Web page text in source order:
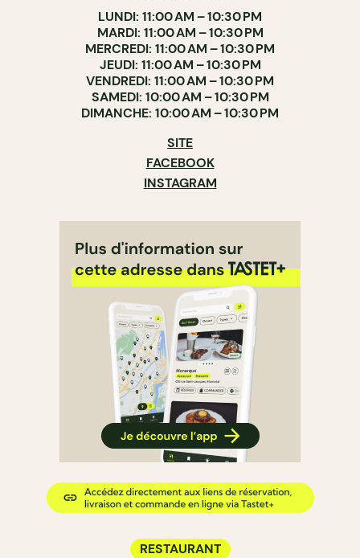
LUNDI: 11:00 AM – 10:30 PM
MARDI: 11:00 AM – 10:30 PM
MERCREDI: 11:00 AM – 10:30 PM
JEUDI: 11:00 AM – 10:30 PM
VENDREDI: 11:00 AM – 10:30 PM
SAMEDI: 10:00 AM – 10:30 PM
DIMANCHE: 10:00 AM – 10:30 PM
SITE
FACEBOOK
INSTAGRAM
RESTAURANT